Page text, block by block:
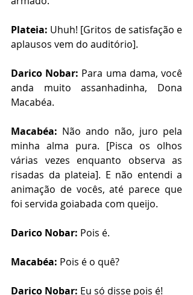
Plateia: Uhuh! [Gritos de satisfação e
aplausos vem do auditório].
Darico Nobar: Para uma dama, você
anda muito assanhadinha, Dona
Macabéa.
Macabéa: Não ando não, juro pela
minha alma pura. [Pisca os olhos
várias vezes enquanto observa as
risadas da plateia]. E não entendi a
animação de vocês, até parece que
foi servida goiabada com queijo.
Darico Nobar: Pois é.
Macabéa: Pois é o quê?
Darico Nobar: Eu só disse pois é!